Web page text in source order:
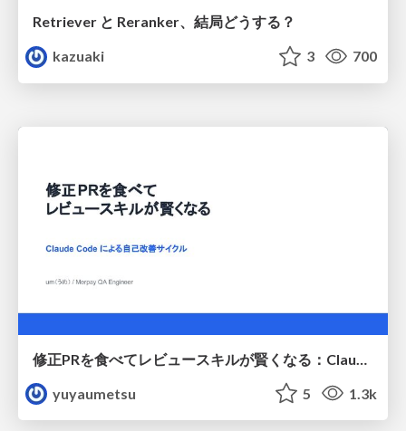
Retriever と Reranker、結局どうする？
kazuaki
3 700
yuyaumetsu
5 1.3k